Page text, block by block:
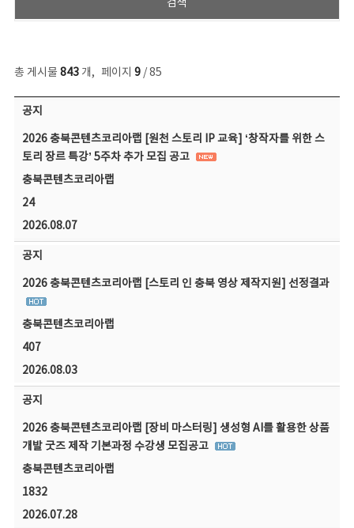
총 게시물 843개, 페이지 9/ 85
공지사항 목록 - 번호, 제목, 작성자, 파일, 조회수, 작성일 정보 제공
공지
2026 충북콘텐츠코리아랩 [원천 스토리 IP 교육] ‘창작자를 위한 스
토리 장르 특강’ 5주차 추가 모집 공고
충북콘텐츠코리아랩
24
2026.08.07
공지
2026 충북콘텐츠코리아랩 [스토리 인 충북 영상 제작지원] 선정결과
충북콘텐츠코리아랩
407
2026.08.03
공지
2026 충북콘텐츠코리아랩 [장비 마스터링] 생성형 AI를 활용한 상품
개발 굿즈 제작 기본과정 수강생 모집공고
충북콘텐츠코리아랩
1832
2026.07.28